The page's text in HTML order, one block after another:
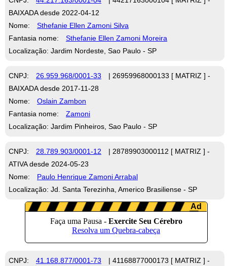
BAIXADA desde 2022-04-12
Nome:
Sthefanie Ellen Zamoni Silva
Fantasia nome:
Sthefanie Ellen Zamoni Moreira
Localização: Jardim Nordeste, Sao Paulo - SP
CNPJ: 26.959.968/0001-33
| 26959968000133 [ MATRIZ ] -
BAIXADA desde 2017-11-28
Nome:
Oslain Zambon
Fantasia nome:
Zamoni
Localização: Jardim Pinheiros, Sao Paulo - SP
CNPJ: 28.789.903/0001-12
| 28789903000112 [ MATRIZ ] -
ATIVA desde 2024-05-23
Nome:
Paulo Henrique Zamoni Arrabal
Localização: Jd. Santa Terezinha, Americo Brasiliense - SP
CNPJ: 41.168.877/0001-73 | 41168877000173 [ MATRIZ ] -